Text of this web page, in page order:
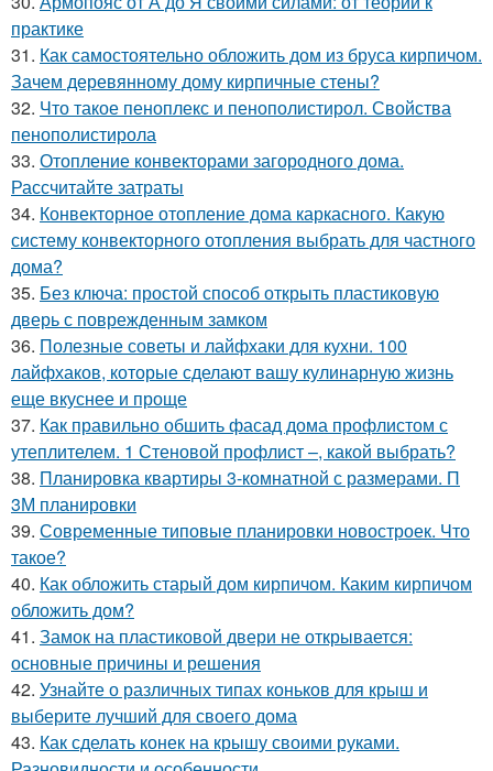
практике
31. Как самостоятельно обложить дом из бруса кирпичом.
Зачем деревянному дому кирпичные стены?
32. Что такое пеноплекс и пенополистирол. Свойства
пенополистирола
33. Отопление конвекторами загородного дома.
Рассчитайте затраты
34. Конвекторное отопление дома каркасного. Какую
систему конвекторного отопления выбрать для частного
дома?
35. Без ключа: простой способ открыть пластиковую
дверь с поврежденным замком
36. Полезные советы и лайфхаки для кухни. 100
лайфхаков, которые сделают вашу кулинарную жизнь
еще вкуснее и проще
37. Как правильно обшить фасад дома профлистом с
утеплителем. 1 Стеновой профлист –, какой выбрать?
38. Планировка квартиры 3-комнатной с размерами. П
3М планировки
39. Современные типовые планировки новостроек. Что
такое?
40. Как обложить старый дом кирпичом. Каким кирпичом
обложить дом?
41. Замок на пластиковой двери не открывается:
основные причины и решения
42. Узнайте о различных типах коньков для крыш и
выберите лучший для своего дома
43. Как сделать конек на крышу своими руками.